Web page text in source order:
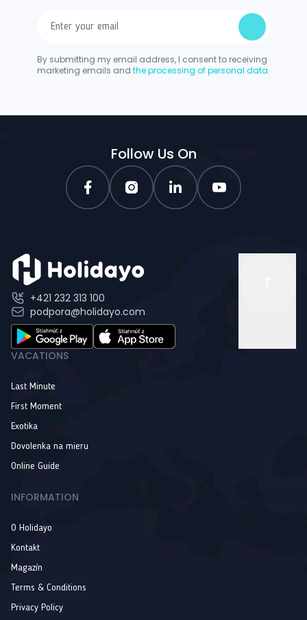
By submitting my email address, I consent to receiving
marketing emails and the processing of personal data.
Follow Us On
+421 232 313 100
podpora@holidayo.com
VACATIONS
Last Minute
First Moment
Exotika
Dovolenka na mieru
Online Guide
INFORMATION
O Holidayo
Kontakt
Magazín
Terms & Conditions
Privacy Policy